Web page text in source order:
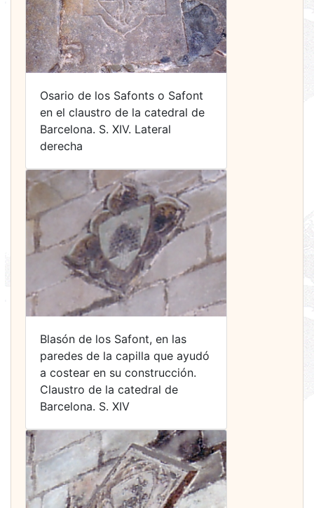
Osario de los Safonts o Safont
en el claustro de la catedral de
Barcelona. S. XIV. Lateral
derecha
Blasón de los Safont, en las
paredes de la capilla que ayudó
a costear en su construcción.
Claustro de la catedral de
Barcelona. S. XIV